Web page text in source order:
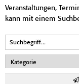
Veranstaltungen,
kann mit einem